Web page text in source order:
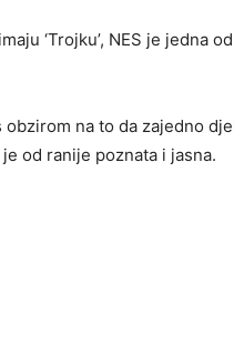
‘Trojku’, NES je jedna
na to da zajedno
od ranije poznata i jasna.